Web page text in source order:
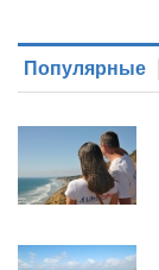
Популярные